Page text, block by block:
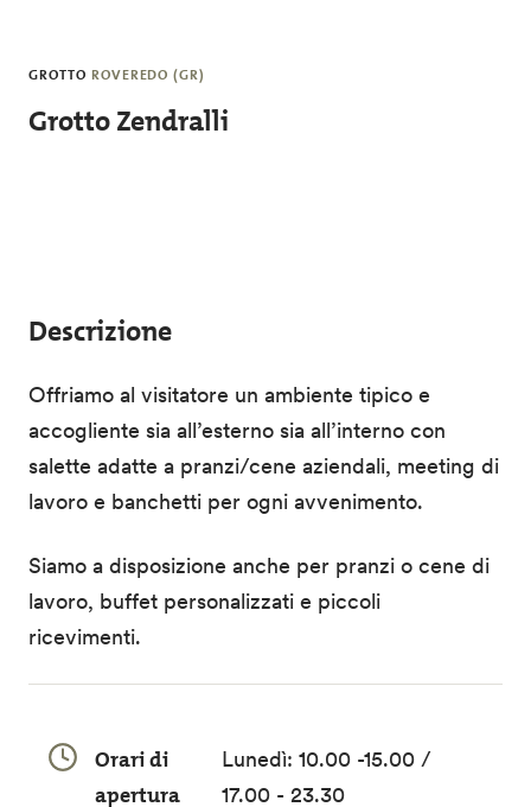
GROTTO ROVEREDO (GR)
Grotto Zendralli
Descrizione
Offriamo al visitatore un ambiente tipico e
accogliente sia all’esterno sia all’interno con
salette adatte a pranzi/cene aziendali, meeting di
lavoro e banchetti per ogni avvenimento.
Siamo a disposizione anche per pranzi o cene di
lavoro, buffet personalizzati e piccoli
ricevimenti.
Orari di
apertura
Lunedì: 10.00 -15.00 /
17.00 - 23.30